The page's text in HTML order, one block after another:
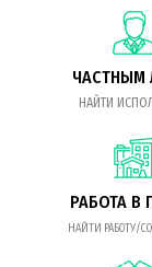
ЧАСТНЫМ
НАЙТИ
РАБОТА В
НАЙТИ РАБОТУ/